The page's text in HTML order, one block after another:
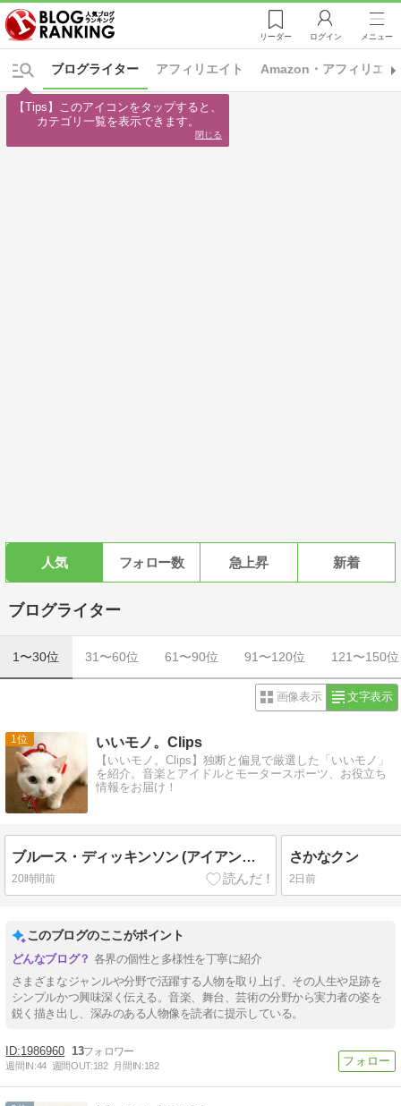
リーダー ログイン メニュー
アフィリエイト Amazon・アフィリエイ
ブログライター
人気 フォロー数 急上昇 新着
ブログライター
1〜30位 31〜60位 61〜90位 91〜120位 121〜150位
画像表示 文字表示
1 いいモノ。Clips
【いいモノ。Clips】独断と偏見で厳選した「いいモノ」
を紹介。音楽とアイドルとモータースポーツ、お役立ち
情報をお届け！
ブルース・ディッキンソン (アイアン・メイデン)
20時間前
さかなクン
2日前
このブログのここがポイント
各界の個性と多様性を丁寧に紹介
さまざまなジャンルや分野で活躍する人物を取り上げ、その人生や足跡を
シンプルかつ興味深く伝える。音楽、舞台、芸術の分野から実力者の姿を
鋭く描き出し、深みのある人物像を読者に提示している。
1986960 13
週間IN:44 週間OUT:182 月間IN:182
【Tips】このアイコンをタップすると、
カテゴリ一覧を表示できます。
閉じる